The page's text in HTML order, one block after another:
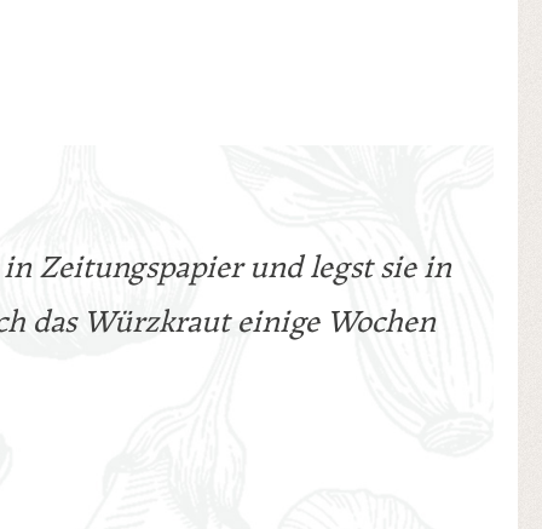
Zeitungspapier und legst sie in
das Würzkraut einige Wochen